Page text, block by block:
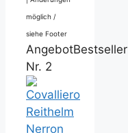
möglich /
siehe Footer
AngebotBestseller
Nr. 2